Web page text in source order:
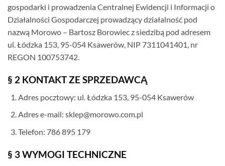
gospodarki i prowadzenia Centralnej Ewidencji i Informacji o
Działalności Gospodarczej prowadzący działalność pod
nazwą Morowo – Bartosz Borowiec z siedzibą pod adresem
ul. Łódzka 153, 95-054 Ksawerów, NIP 7311041401, nr
REGON 100753742.
§ 2 KONTAKT ZE SPRZEDAWCĄ
Adres pocztowy: ul. Łódzka 153, 95-054 Ksawerów
Adres e-mail: sklep@morowo.com.pl
Telefon: 786 895 179
§ 3 WYMOGI TECHNICZNE